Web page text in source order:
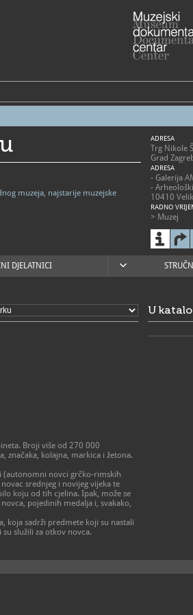
muzeja, najstarije muzejske
ADRESA
Trg Nikole
Grad
ADRESA
- Galerija
-
10410
RADNO
> Muzej
- subota
- nedjelja
-
- od
prema
DJELATNICI
Broji više od 270 000
značaka, kolajna, markica i žetona.
(autonomni novci grčko-rimskih
srednjeg i novijeg vijeka te
koju od tih cjelina. Ipak, može se
pojedinih medalja i, svakako,
koja sadrži predmete koji su nastali
služili za otkov novca.
U